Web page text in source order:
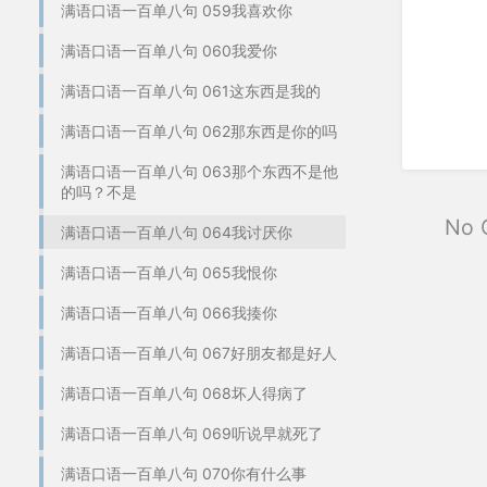
满语口语一百单八句 059我喜欢你
满语口语一百单八句 060我爱你
满语口语一百单八句 061这东西是我的
满语口语一百单八句 062那东西是你的吗
满语口语一百单八句 063那个东西不是他
的吗？不是
满语口语一百单八句 064我讨厌你
满语口语一百单八句 065我恨你
满语口语一百单八句 066我揍你
满语口语一百单八句 067好朋友都是好人
满语口语一百单八句 068坏人得病了
满语口语一百单八句 069听说早就死了
满语口语一百单八句 070你有什么事
No